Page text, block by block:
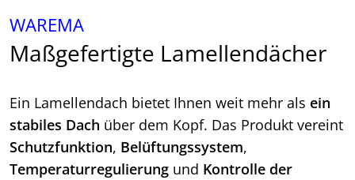
WAREMA
Maßgefertigte Lamellendächer
Ein Lamellendach bietet Ihnen weit mehr als ein
stabiles Dach über dem Kopf. Das Produkt vereint
Schutzfunktion, Belüftungssystem,
Temperaturregulierung und Kontrolle der